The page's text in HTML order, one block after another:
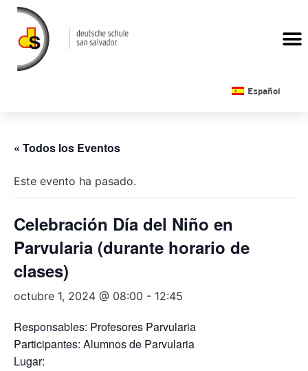
Español
« Todos los Eventos
Este evento ha pasado.
Celebración Día del Niño en
Parvularia (durante horario de
clases)
octubre 1, 2024 @ 08:00 - 12:45
Responsables: Profesores Parvularia
Participantes: Alumnos de Parvularia
Lugar: